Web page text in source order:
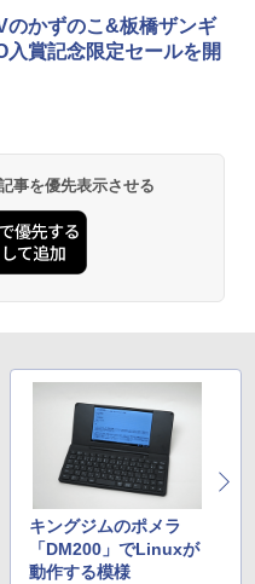
165Hz/100Hz ゲーミングモ
答 pcモニター パソコン モ
P40i ブラック
グレード版】AOKIMI ワイヤ
bluetooth イヤホン V12 小型
ースHi-Fi 最大36時間再生 ぶ
ードレス ENCノイズキャン
アリング Type-C充電 マイク
式音量調整 スポーツ/通勤/通
feat. Flo Milli, ATL Jacob
ver.)
限定】 い・ろ・は・す 2L P
×8本
バナジウム含有 水 ミネラル
トボトル 静岡県産 500ミリリ
Basic)
水 ラベルレス 500ml ×24本
ボトル 500ミリリットル (Sm
と 17巻 (デジタル版ビッグガ
ス)
モノクロ版 39 (ジャンプ
のかずのこ&板橋ザンギ
入賞記念限定セールを開
事を優先表示させる
キングジムのポメラ
「DM200」でLinuxが
動作する模様